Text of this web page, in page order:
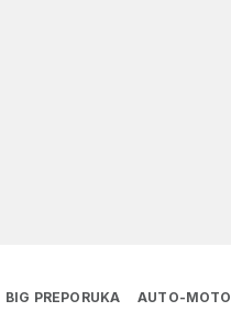
BIG PREPORUKA AUTO-MOTO